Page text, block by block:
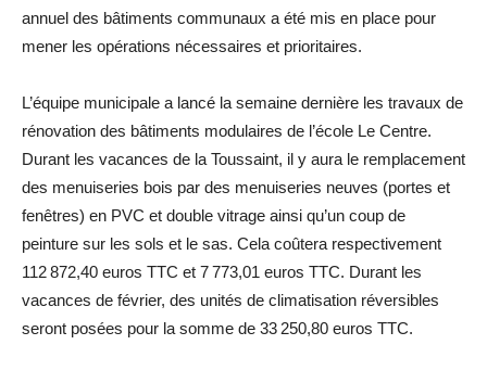
annuel des bâtiments communaux a été mis en place pour
mener les opérations nécessaires et prioritaires.
L’équipe municipale a lancé la semaine dernière les travaux de
rénovation des bâtiments modulaires de l’école Le Centre.
Durant les vacances de la Toussaint, il y aura le remplacement
des menuiseries bois par des menuiseries neuves (portes et
fenêtres) en PVC et double vitrage ainsi qu’un coup de
peinture sur les sols et le sas. Cela coûtera respectivement
112 872,40 euros TTC et 7 773,01 euros TTC. Durant les
vacances de février, des unités de climatisation réversibles
seront posées pour la somme de 33 250,80 euros TTC.